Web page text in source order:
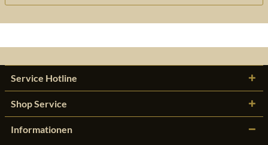
Service Hotline
Shop Service
Informationen